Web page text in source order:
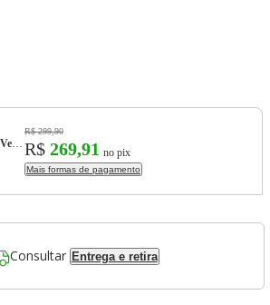
Aspirador de Pó Vertical 3 em 1 1350W WAP High Speed Plus
R$ 299,90
R$ 269,91 no pix
Mais formas de pagamento
Consultar Entrega e retira